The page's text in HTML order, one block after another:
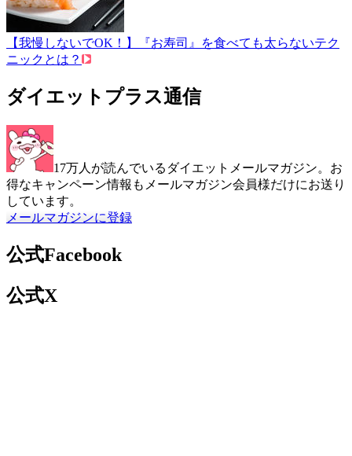
【我慢しないでOK！】『お寿司』を食べても太らないテク
ニックとは？
ダイエットプラス通信
17万人が読んでいるダイエットメールマガジン。お
得なキャンペーン情報もメールマガジン会員様だけにお送り
しています。
メールマガジンに登録
公式Facebook
公式X